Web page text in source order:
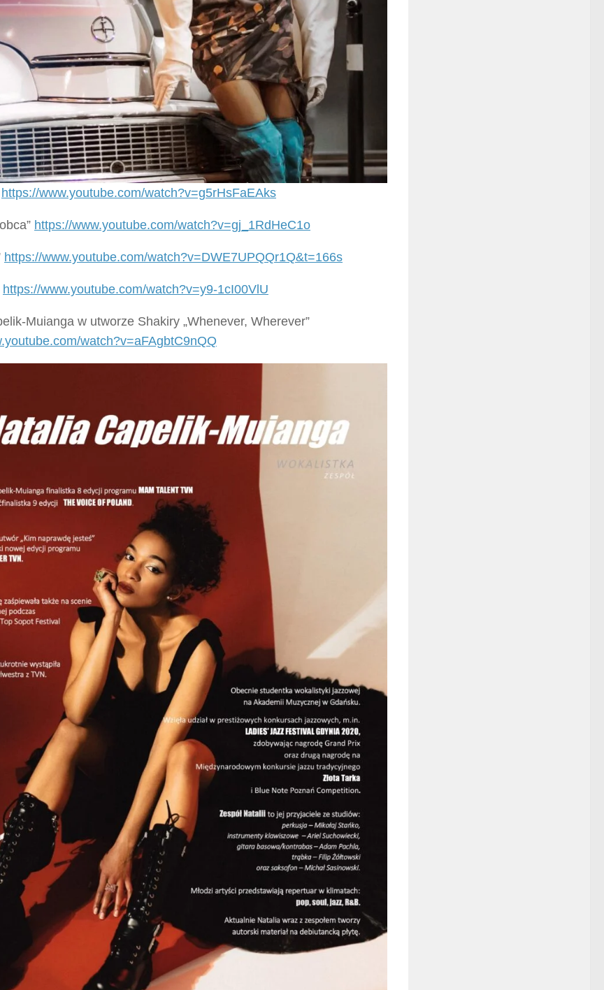
https://www.youtube.com/watch?v=g5rHsFaEAks
https://www.youtube.com/watch?v=gj_1RdHeC1o
https://www.youtube.com/watch?v=DWE7UPQQr1Q&t=166s
https://www.youtube.com/watch?v=y9-1cI00VlU
Muianga w utworze Shakiry „Whenever, Wherever”
watch?v=aFAgbtC9nQQ